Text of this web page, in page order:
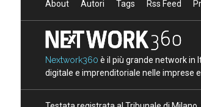
About Autori Tags Rss Feed
Nextwork360 è il più grande network in
digitale e imprenditoriale nelle imprese